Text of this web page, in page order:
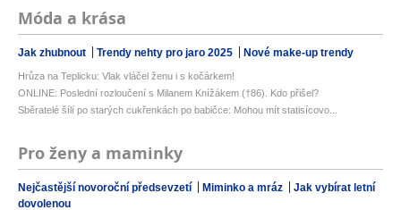
Móda a krása
Jak zhubnout Trendy nehty pro jaro 2025 Nové make-up trendy
Hrůza na Teplicku: Vlak vláčel ženu i s kočárkem!
ONLINE: Poslední rozloučení s Milanem Knížákem (†86). Kdo přišel?
Sběratelé šílí po starých cukřenkách po babičce: Mohou mít statisícovo...
Pro ženy a maminky
Nejčastější novoroční předsevzetí Miminko a mráz
Jak vybírat letní
dovolenou